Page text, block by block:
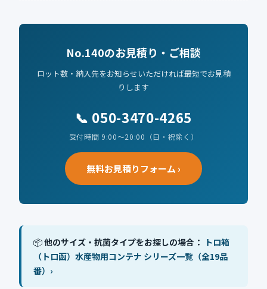
No.140のお見積り・ご相談
ロット数・納入先をお知らせいただければ最短でお見積
りします
📞 050-3470-4265
受付時間 9:00〜20:00（日・祝除く）
無料お見積りフォーム ›
📦他のサイズ・抗菌タイプをお探しの場合： トロ箱
（トロ函）水産物用コンテナ シリーズ一覧（全19品
番）›